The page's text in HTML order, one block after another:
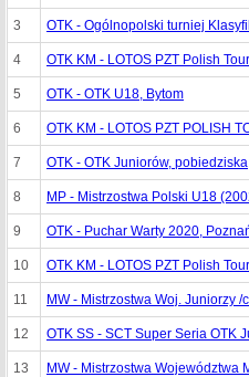
3 OTK - Ogólnopolski turniej
4 OTK KM - LOTOS PZT Polish
5 OTK - OTK U18, Bytom
6 OTK KM - LOTOS PZT POLISH
7 OTK - OTK Juniorów, pobiedziska
8 MP - Mistrzostwa Polski U18
9 OTK - Puchar Warty 2020,
10 OTK KM - LOTOS PZT Polish
11 MW - Mistrzostwa Woj. Juniorzy /
12 OTK SS - SCT Super Seria OTK
13 MW - Mistrzostwa Województwa